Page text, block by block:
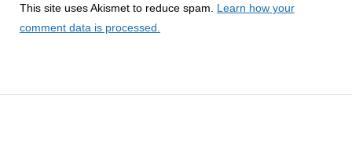
This site uses Akismet to reduce spam. Learn how your
comment data is processed.